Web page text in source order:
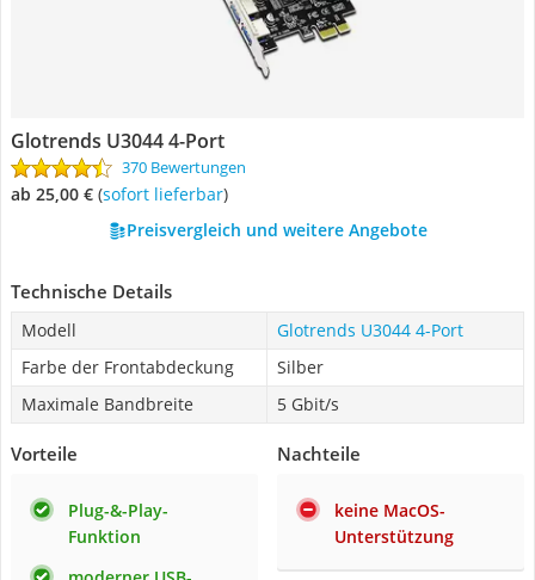
Glotrends U3044 4-Port
370 Bewertungen
ab 25,00 € ( Sofort lieferbar)
Preisvergleich und weitere Angebote
Technische Details
Modell
Glotrends U3044 4-Port
Farbe der Frontabdeckung
Silber
Maximale Bandbreite
5 Gbit/s
Vorteile
Plug-&-Play-
Funktion
Nachteile
keine MacOS-
Unterstützung